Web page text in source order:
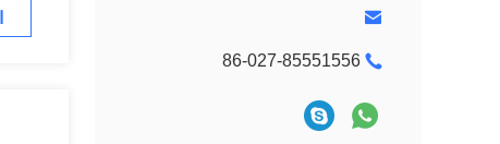
86-027-85551556